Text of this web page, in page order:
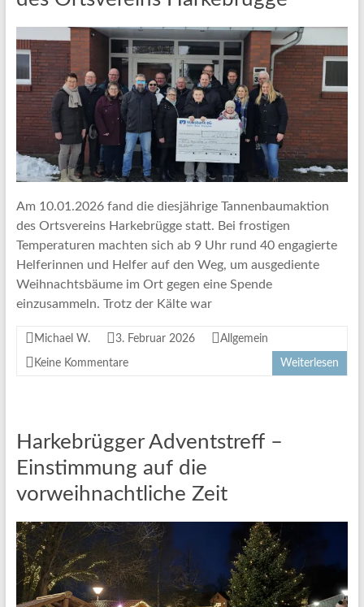
Am 10.01.2026 fand die diesjährige Tannenbaumaktion
des Ortsvereins Harkebrügge statt. Bei frostigen
Temperaturen machten sich ab 9 Uhr rund 40 engagierte
Helferinnen und Helfer auf den Weg, um ausgediente
Weihnachtsbäume im Ort gegen eine Spende
einzusammeln. Trotz der Kälte war
Michael W. 3. Februar 2026 Allgemein
Keine Kommentare Weiterlesen
Harkebrügger Adventstreff –
Einstimmung auf die
vorweihnachtliche Zeit